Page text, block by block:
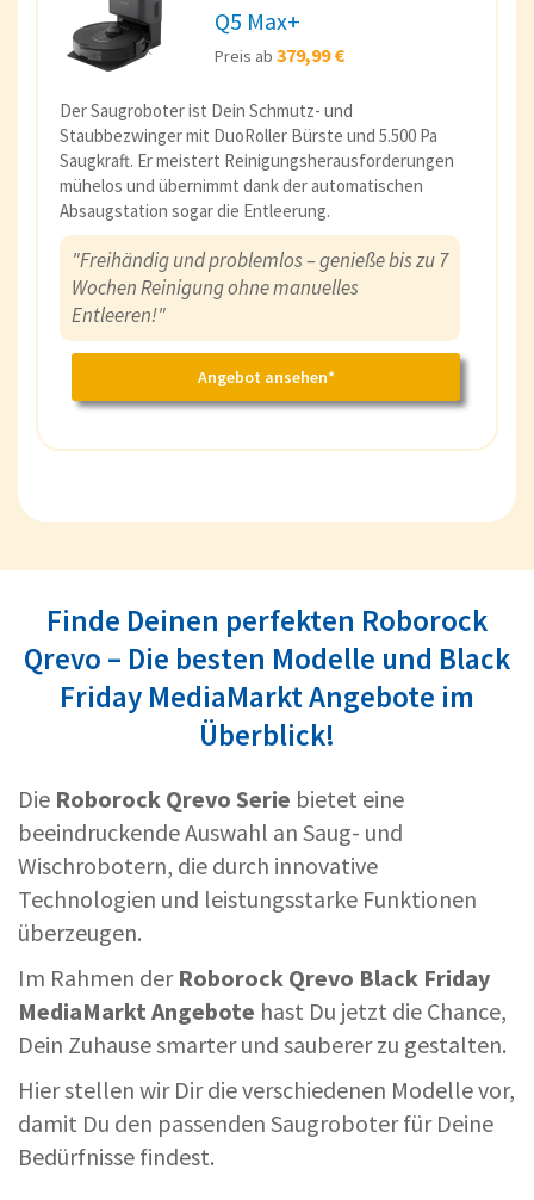
Q5 Max+
Preis ab 379,99 €
Der Saugroboter ist Dein Schmutz- und
Staubbezwinger mit DuoRoller Bürste und 5.500 Pa
Saugkraft. Er meistert Reinigungsherausforderungen
mühelos und übernimmt dank der automatischen
Absaugstation sogar die Entleerung.
"Freihändig und problemlos – genieße bis zu 7
Wochen Reinigung ohne manuelles
Entleeren!"
Angebot ansehen*
Finde Deinen perfekten Roborock
Qrevo – Die besten Modelle und Black
Friday MediaMarkt Angebote im
Überblick!
Die Roborock Qrevo Serie bietet eine
beeindruckende Auswahl an Saug- und
Wischrobotern, die durch innovative
Technologien und leistungsstarke Funktionen
überzeugen.
Im Rahmen der Roborock Qrevo Black Friday
MediaMarkt Angebote hast Du jetzt die Chance,
Dein Zuhause smarter und sauberer zu gestalten.
Hier stellen wir Dir die verschiedenen Modelle vor,
damit Du den passenden Saugroboter für Deine
Bedürfnisse findest.